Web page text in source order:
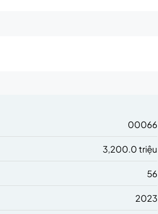
00066
3,200.0 triệu
56
2023